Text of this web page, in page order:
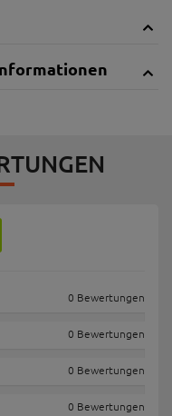
0 Bewertungen
0 Bewertungen
0 Bewertungen
0 Bewertungen